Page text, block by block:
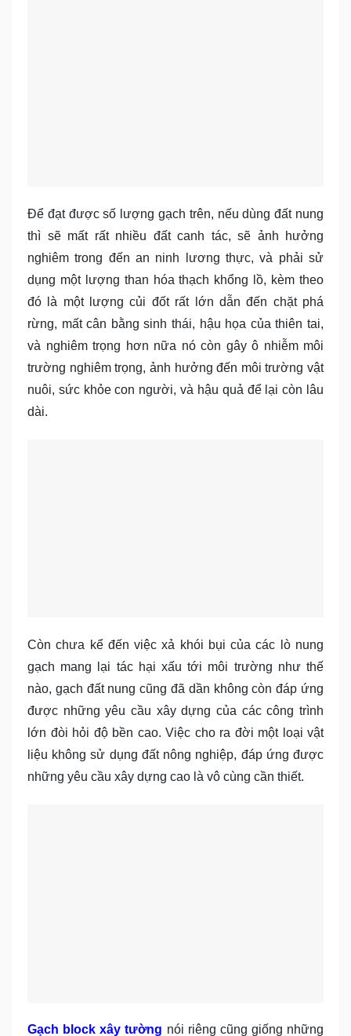
Để đạt được số lượng gạch trên, nếu dùng đất nung
thì sẽ mất rất nhiều đất canh tác, sẽ ảnh hưởng
nghiêm trong đến an ninh lương thực, và phải sử
dụng một lượng than hóa thạch khổng lồ, kèm theo
đó là một lượng củi đốt rất lớn dẫn đến chặt phá
rừng, mất cân bằng sinh thái, hậu họa của thiên tai,
và nghiêm trọng hơn nữa nó còn gây ô nhiễm môi
trường nghiêm trọng, ảnh hưởng đến môi trường vật
nuôi, sức khỏe con người, và hậu quả để lại còn lâu
dài.
Còn chưa kể đến việc xả khói bụi của các lò nung
gạch mang lại tác hại xấu tới môi trường như thế
nào, gạch đất nung cũng đã dần không còn đáp ứng
được những yêu cầu xây dựng của các công trình
lớn đòi hỏi độ bền cao. Việc cho ra đời một loại vật
liệu không sử dụng đất nông nghiệp, đáp ứng được
những yêu cầu xây dựng cao là vô cùng cần thiết.
Gạch block xây tường nói riêng cũng giống những